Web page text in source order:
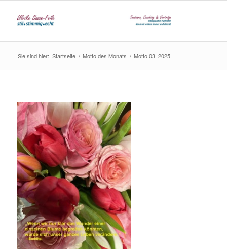
Sie sind hier: Startseite / Motto des Monats / Motto 03_2025